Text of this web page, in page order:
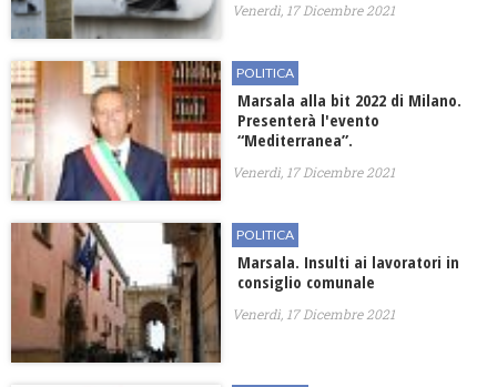
Venerdì, 17 Dicembre 2021
POLITICA
Marsala alla bit 2022 di Milano.
Presenterà l'evento
“Mediterranea”.
Venerdì, 17 Dicembre 2021
POLITICA
Marsala. Insulti ai lavoratori in
consiglio comunale
Venerdì, 17 Dicembre 2021